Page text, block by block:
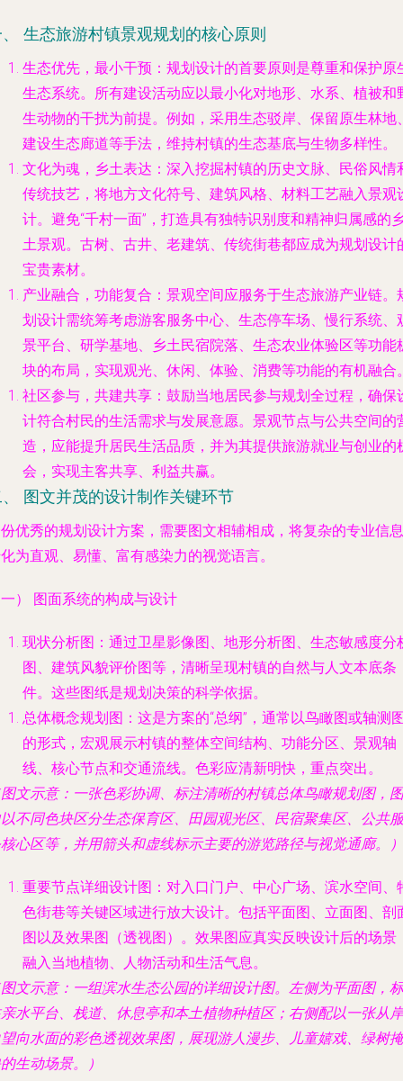
生态旅游村镇景观规划的核心原则
生态优先，最小干预 ：规划设计的首要原则是尊重和保护原
生态系统。所有建设活动应以最小化对地形、水系、植被和
生动物的干扰为前提。例如，采用生态驳岸、保留原生林地
建设生态廊道等手法，维持村镇的生态基底与生物多样性。
文化为魂，乡土表达 ：深入挖掘村镇的历史文脉、民俗风情
传统技艺，将地方文化符号、建筑风格、材料工艺融入景观
计。避免“千村一面”，打造具有独特识别度和精神归属感的
土景观。古树、古井、老建筑、传统街巷都应成为规划设计
宝贵素材。
产业融合，功能复合 ：景观空间应服务于生态旅游产业链。
划设计需统筹考虑游客服务中心、生态停车场、慢行系统、
景平台、研学基地、乡土民宿院落、生态农业体验区等功能
块的布局，实现观光、休闲、体验、消费等功能的有机融合
社区参与，共建共享 ：鼓励当地居民参与规划全过程，确保
计符合村民的生活需求与发展意愿。景观节点与公共空间的
造，应能提升居民生活品质，并为其提供旅游就业与创业的
会，实现主客共享、利益共赢。
图文并茂的设计制作关键环节
优秀的规划设计方案，需要图文相辅相成，将复杂的专业信息
为直观、易懂、富有感染力的视觉语言。
） 图面系统的构成与设计
现状分析图 ：通过卫星影像图、地形分析图、生态敏感度分
图、建筑风貌评价图等，清晰呈现村镇的自然与人文本底条
件。这些图纸是规划决策的科学依据。
总体概念规划图 ：这是方案的“总纲”，通常以鸟瞰图或轴测
的形式，宏观展示村镇的整体空间结构、功能分区、景观轴
线、核心节点和交通流线。色彩应清新明快，重点突出。
文示意：一张色彩协调、标注清晰的村镇总体鸟瞰规划图，图
不同色块区分生态保育区、田园观光区、民宿聚集区、公共服
心区等，并用箭头和虚线标示主要的游览路径与视觉通廊。）
重要节点详细设计图 ：对入口门户、中心广场、滨水空间、
色街巷等关键区域进行放大设计。包括平面图、立面图、剖
图以及效果图（透视图）。效果图应真实反映设计后的场景
融入当地植物、人物活动和生活气息。
文示意：一组滨水生态公园的详细设计图。左侧为平面图，标
水平台、栈道、休息亭和本土植物种植区；右侧配以一张从岸
向水面的彩色透视效果图，展现游人漫步、儿童嬉戏、绿树掩
生动场景。）